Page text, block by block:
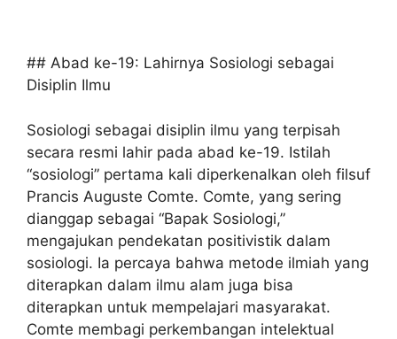
## Abad ke-19: Lahirnya Sosiologi sebagai
Disiplin Ilmu
Sosiologi sebagai disiplin ilmu yang terpisah
secara resmi lahir pada abad ke-19. Istilah
“sosiologi” pertama kali diperkenalkan oleh filsuf
Prancis Auguste Comte. Comte, yang sering
dianggap sebagai “Bapak Sosiologi,”
mengajukan pendekatan positivistik dalam
sosiologi. Ia percaya bahwa metode ilmiah yang
diterapkan dalam ilmu alam juga bisa
diterapkan untuk mempelajari masyarakat.
Comte membagi perkembangan intelektual